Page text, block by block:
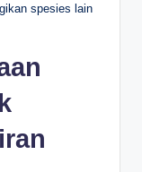
spesies lain